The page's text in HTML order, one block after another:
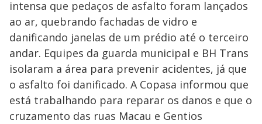
intensa que pedaços de asfalto foram lançados
ao ar, quebrando fachadas de vidro e
danificando janelas de um prédio até o terceiro
andar. Equipes da guarda municipal e BH Trans
isolaram a área para prevenir acidentes, já que
o asfalto foi danificado. A Copasa informou que
está trabalhando para reparar os danos e que o
cruzamento das ruas Macau e Gentios